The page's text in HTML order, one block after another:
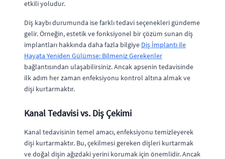
etkili yoludur.
Diş kaybı durumunda ise farklı tedavi seçenekleri gündeme
gelir. Örneğin, estetik ve fonksiyonel bir çözüm sunan diş
implantları hakkında daha fazla bilgiye Diş İmplantı ile
Hayata Yeniden Gülümse: Bilmeniz Gerekenler
bağlantısından ulaşabilirsiniz. Ancak apsenin tedavisinde
ilk adım her zaman enfeksiyonu kontrol altına almak ve
dişi kurtarmaktır.
Kanal Tedavisi vs. Diş Çekimi
Kanal tedavisinin temel amacı, enfeksiyonu temizleyerek
dişi kurtarmaktır. Bu, çekilmesi gereken dişleri kurtarmak
ve doğal dişin ağızdaki yerini korumak için önemlidir. Ancak